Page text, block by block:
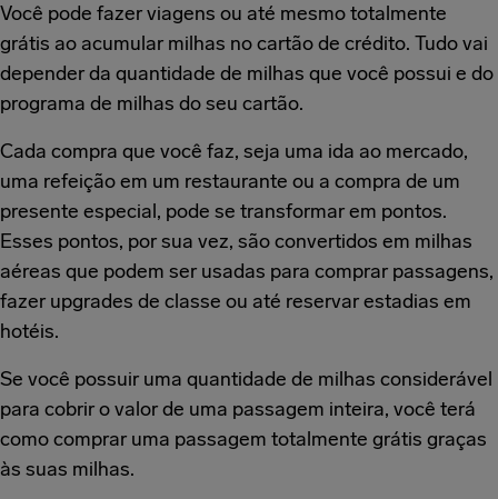
Você pode fazer viagens ou até mesmo totalmente
grátis ao acumular milhas no cartão de crédito. Tudo vai
depender da quantidade de milhas que você possui e do
programa de milhas do seu cartão.
Cada compra que você faz, seja uma ida ao mercado,
uma refeição em um restaurante ou a compra de um
presente especial, pode se transformar em pontos.
Esses pontos, por sua vez, são convertidos em milhas
aéreas que podem ser usadas para comprar passagens,
fazer upgrades de classe ou até reservar estadias em
hotéis.
Se você possuir uma quantidade de milhas considerável
para cobrir o valor de uma passagem inteira, você terá
como comprar uma passagem totalmente grátis graças
às suas milhas.